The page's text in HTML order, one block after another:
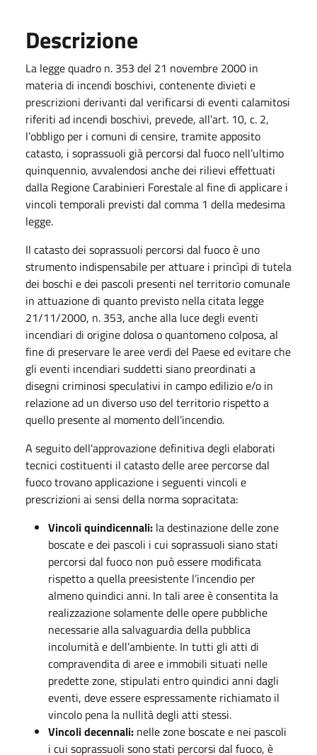
Descrizione
La legge quadro n. 353 del 21 novembre 2000 in
materia di incendi boschivi, contenente divieti e
prescrizioni derivanti dal verificarsi di eventi calamitosi
riferiti ad incendi boschivi, prevede, all’art. 10, c. 2,
l’obbligo per i comuni di censire, tramite apposito
catasto, i soprassuoli già percorsi dal fuoco nell’ultimo
quinquennio, avvalendosi anche dei rilievi effettuati
dalla Regione Carabinieri Forestale al fine di applicare i
vincoli temporali previsti dal comma 1 della medesima
legge.
Il catasto dei soprassuoli percorsi dal fuoco è uno
strumento indispensabile per attuare i princìpi di tutela
dei boschi e dei pascoli presenti nel territorio comunale
in attuazione di quanto previsto nella citata legge
21/11/2000, n. 353, anche alla luce degli eventi
incendiari di origine dolosa o quantomeno colposa, al
fine di preservare le aree verdi del Paese ed evitare che
gli eventi incendiari suddetti siano preordinati a
disegni criminosi speculativi in campo edilizio e/o in
relazione ad un diverso uso del territorio rispetto a
quello presente al momento dell’incendio.
A seguito dell'approvazione definitiva degli elaborati
tecnici costituenti il catasto delle aree percorse dal
fuoco trovano applicazione i seguenti vincoli e
prescrizioni ai sensi della norma sopracitata:
Vincoli quindicennali: la destinazione delle zone
boscate e dei pascoli i cui soprassuoli siano stati
percorsi dal fuoco non può essere modificata
rispetto a quella preesistente l’incendio per
almeno quindici anni. In tali aree è consentita la
realizzazione solamente delle opere pubbliche
necessarie alla salvaguardia della pubblica
incolumità e dell’ambiente. In tutti gli atti di
compravendita di aree e immobili situati nelle
predette zone, stipulati entro quindici anni dagli
eventi, deve essere espressamente richiamato il
vincolo pena la nullità degli atti stessi.
Vincoli decennali: nelle zone boscate e nei pascoli
i cui soprassuoli sono stati percorsi dal fuoco, è